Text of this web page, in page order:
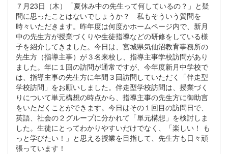
７月23日（木）「夏休み中の先生って何しているの？」と疑
問に思ったことはないでしょうか？ 私もそういう質問を
時々いただきます。昨年度は何度かホームページ内で、新月
中の先生方が授業づくりや生徒指導などの研修をしている様
子を紹介してきました。今日は、宮城県気仙沼教育事務所の
先生方（指導主事）が３名来校し、指導主事学校訪問があり
ました。年に１回の訪問が通常ですが、今年度新月中学校で
は、指導主事の先生方に年間３回訪問していただく「伴走型
学校訪問」をお願いしました。伴走型学校訪問は、授業づく
りについて単元構想の時点から、指導主事の先生方に御助言
をいただくことができます。今日はその１回目の訪問日で、
英語、社会の２グループに分かれて「単元構想」を検討しま
した。生徒にとってわかりやすいだけでなく、「楽しい！ も
っと学びたい！」と思える授業を目指して、先生方も日々頑
張っています！